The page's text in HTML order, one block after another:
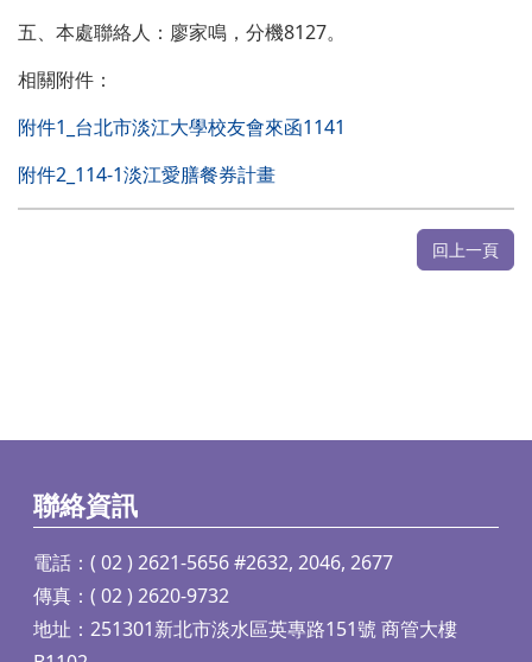
五、本處聯絡人：廖家鳴，分機8127。
相關附件：
附件1_台北市淡江大學校友會來函1141
附件2_114-1淡江愛膳餐券計畫
回上一頁
聯絡資訊
電話：( 02 ) 2621-5656 #2632, 2046, 2677
傳真：( 02 ) 2620-9732
地址：251301新北市淡水區英專路151號 商管大樓